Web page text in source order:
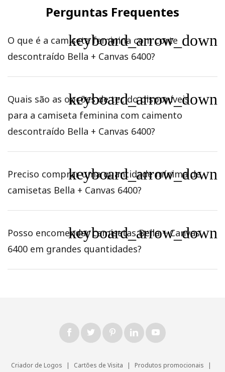
Perguntas Frequentes
O que é a camiseta feminina com corte
descontraído Bella + Canvas 6400?
keyboard_arrow_down
Quais são as opções de tecido disponíveis
para a camiseta feminina com caimento
descontraído Bella + Canvas 6400?
keyboard_arrow_down
Preciso comprar uma quantidade mínima de
camisetas Bella + Canvas 6400?
keyboard_arrow_down
Posso encomendar camisetas Bella + Canvas
6400 em grandes quantidades?
keyboard_arrow_down
Criador de Logos | Cartões de Visita | Produtos promocionais |